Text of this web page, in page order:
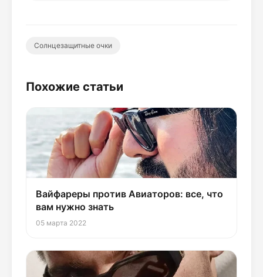
Солнцезащитные очки
Похожие статьи
Вайфареры против Авиаторов: все, что
вам нужно знать
05 марта 2022